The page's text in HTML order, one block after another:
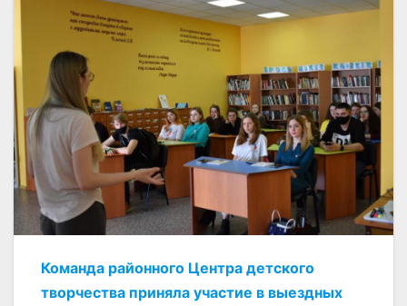
Команда районного Центра детского
творчества приняла участие в выездных